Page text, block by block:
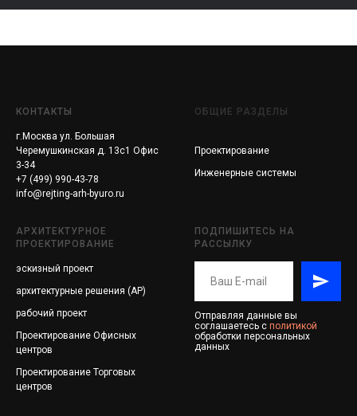
КОНТАКТЫ
г.Москва ул. Большая
Черемушкинская д. 13с1 Офис
3-34
+7 (499) 990-43-78
info@rejting-arh-byuro.ru
ОБЩИЕ РАЗДЕЛЫ
Проектирование
Инженерные системы
АРХИТЕКТУРНОЕ
ПРОЕКТИРОВАНИЕ
эскизный проект
архитектурные решения (АР)
рабочий проект
Проектирование Офисных
центров
Проектирование Торговых
центров
ПОДПИШИТЕСЬ НА
РАССЫЛКУ
Отправляя данные вы
соглашаетесь с политикой
обработки персональных
данных